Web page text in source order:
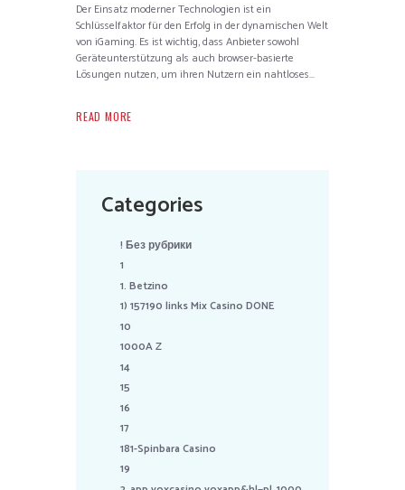
Der Einsatz moderner Technologien ist ein
Schlüsselfaktor für den Erfolg in der dynamischen Welt
von iGaming. Es ist wichtig, dass Anbieter sowohl
Geräteunterstützung als auch browser-basierte
Lösungen nutzen, um ihren Nutzern ein nahtloses...
READ MORE
Categories
! Без рубрики
1
1. Betzino
1) 157190 links Mix Casino DONE
10
1000A Z
14
15
16
17
181-Spinbara Casino
19